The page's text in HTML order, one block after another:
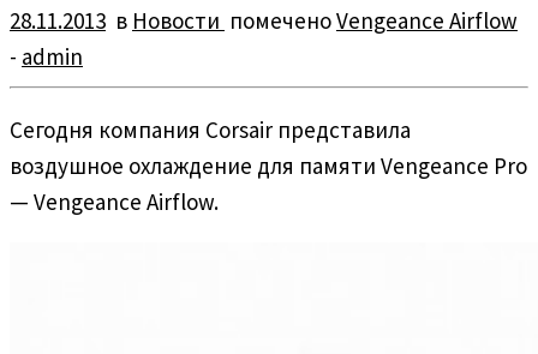
28.11.2013 в Новости помеченоVengeance Airflow
- admin
Сегодня компания Corsair представила
воздушное охлаждение для памяти Vengeance Pro
— Vengeance Airflow.